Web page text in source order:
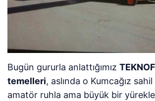
Bugün gururla anlattığımız
temelleri, aslında o Kumcağız
amatör ruhla ama büyük bir yürekle